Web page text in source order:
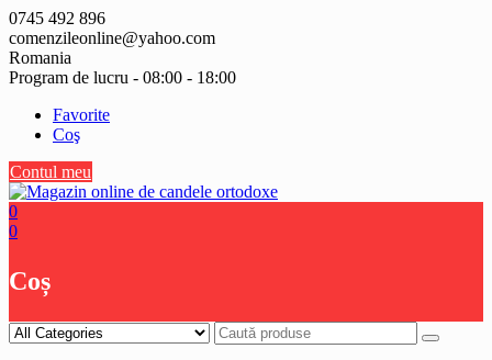
Skip
to
content
0745 492 896
comenzileonline@yahoo.com
Romania
Program de lucru - 08:00 - 18:00
Favorite
Coş
Contul meu
0
0
Coș